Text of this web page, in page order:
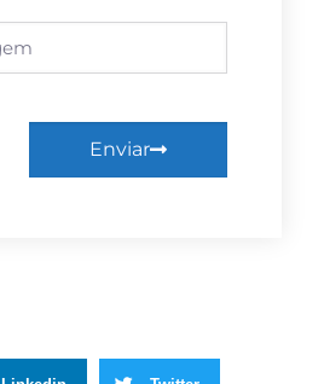
Enviar